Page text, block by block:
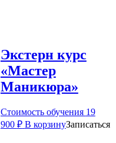
Экстерн курс
«Мастер
Маникюра»
Стоимость обучения 19
900 ₽ В корзинуЗаписаться